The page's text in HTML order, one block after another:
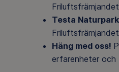
Testa
Häng med oss!
erfarenheter och